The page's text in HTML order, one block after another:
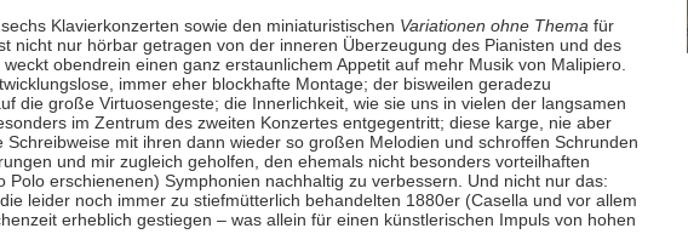
Klavierkonzerten sowie den miniaturistischen Variationen ohne Thema für
nicht nur hörbar getragen von der inneren Überzeugung des Pianisten und des
obendrein einen ganz erstaunlichem Appetit auf mehr Musik von Malipiero.
immer eher blockhafte Montage; der bisweilen geradezu
die große Virtuosengeste; die Innerlichkeit, wie sie uns in vielen der langsamen
im Zentrum des zweiten Konzertes entgegentritt; diese karge, nie aber
Schreibweise mit ihren dann wieder so großen Melodien und schroffen Schrunden
und mir zugleich geholfen, den ehemals nicht besonders vorteilhaften
Polo erschienenen) Symphonien nachhaltig zu verbessern. Und nicht nur das:
leider noch immer zu stiefmütterlich behandelten 1880er (Casella und vor allem
erheblich gestiegen – was allein für einen künstlerischen Impuls von hohen